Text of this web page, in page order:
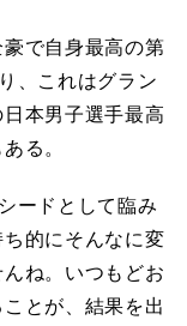
で自身最高の第
、これはグラン
日本男子選手最高
る。
ードとして臨み
ち的にそんなに変
ね。いつもどお
とが、結果を出